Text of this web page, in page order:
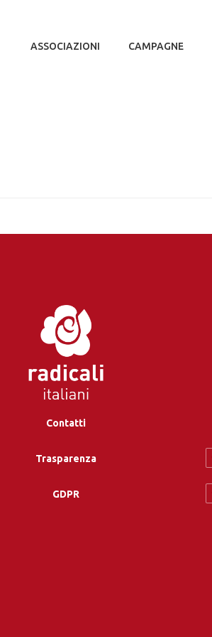
ASSOCIAZIONI CAMPAGNE
Contatti
Trasparenza
GDPR